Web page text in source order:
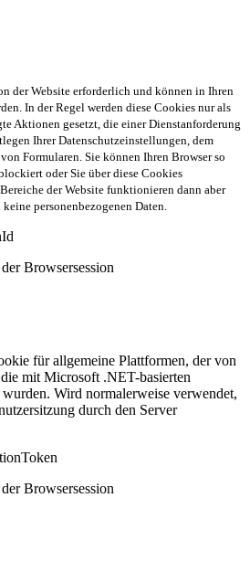
der Website erforderlich und können in Ihren
In der Regel werden diese Cookies nur als
Aktionen gesetzt, die einer Dienstanforderung
Ihrer Datenschutzeinstellungen, dem
Formularen. Sie können Ihren Browser so
oder Sie über diese Cookies
der Website funktionieren dann aber
personenbezogenen Daten.
Browsersession
für allgemeine Plattformen, der von
mit Microsoft .NET-basierten
Wird normalerweise verwendet,
durch den Server
Browsersession